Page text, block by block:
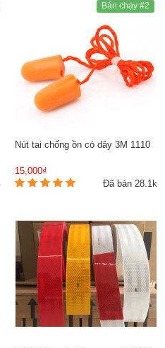
Bán chạy #2
Nút tai chống ồn có dây 3M 1110
15,000₫
Đã bán 28.1k